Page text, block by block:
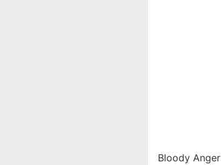
Bloody Anger